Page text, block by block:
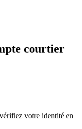
courtier
votre identité en